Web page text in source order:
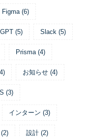
Figma (6)
(5) Slack (5)
Prisma (4)
4) お知らせ (4)
(3)
インターン (3)
(2) 設計 (2)